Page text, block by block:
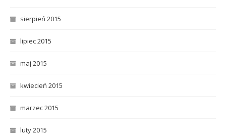
sierpień 2015
lipiec 2015
maj 2015
kwiecień 2015
marzec 2015
luty 2015